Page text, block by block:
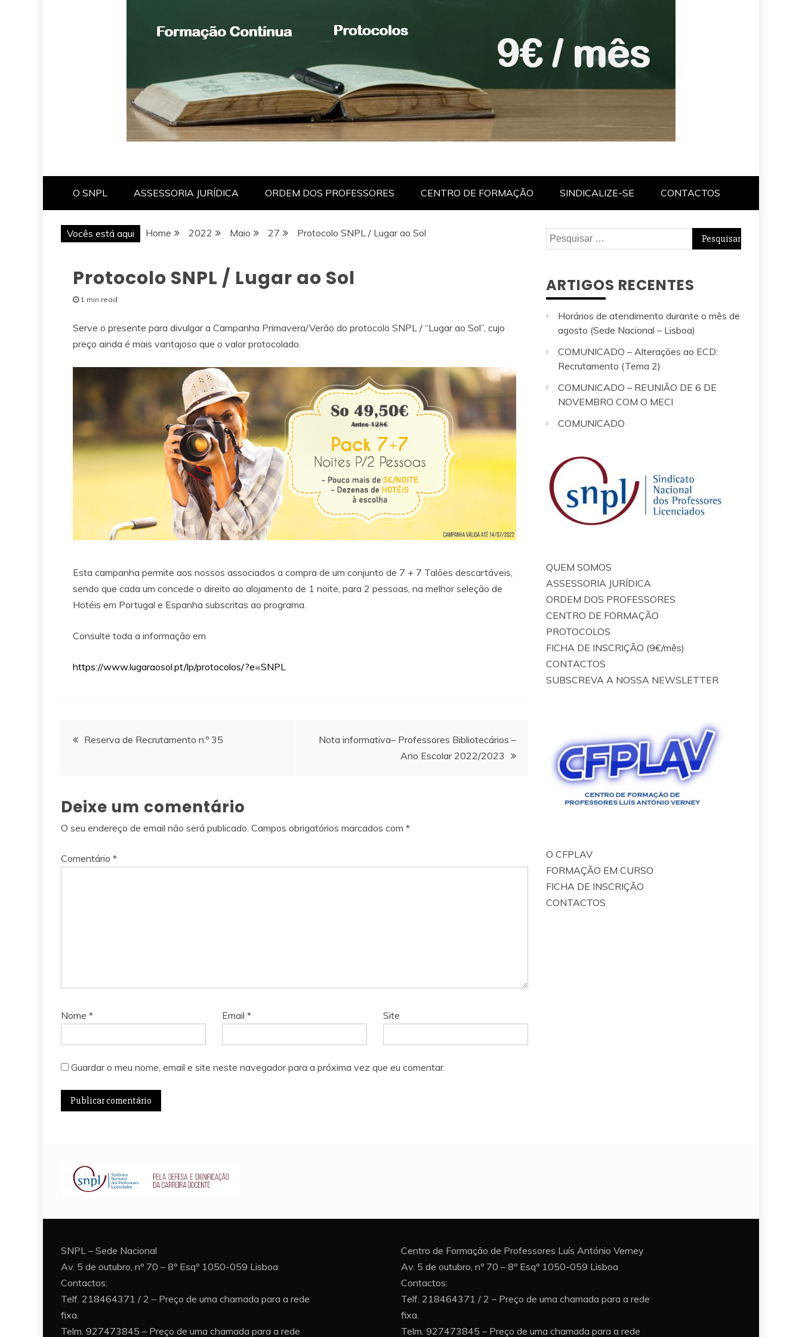
O SNPL ASSESSORIA JURÍDICA ORDEM DOS PROFESSORES CENTRO DE FORMAÇÃO SINDICALIZE-SE CONTACTOS
Vocês está aqui Home 2022 Maio 27 Protocolo SNPL / Lugar ao Sol
Protocolo SNPL / Lugar ao Sol
1 min read
Serve o presente para divulgar a Campanha Primavera/Verão do protocolo SNPL / “Lugar ao Sol”, cujo
preço ainda é mais vantajoso que o valor protocolado.
Esta campanha permite aos nossos associados a compra de um conjunto de 7 + 7 Talões descartáveis,
sendo que cada um concede o direito ao alojamento de 1 noite, para 2 pessoas, na melhor seleção de
Hotéis em Portugal e Espanha subscritas ao programa.
Consulte toda a informação em
https://www.lugaraosol.pt/lp/protocolos/?e=SNPL
Navegação
artigos
Reserva de Recrutamento n.º 35
Nota informativa– Professores Bibliotecários –
Ano Escolar 2022/2023
Deixe um comentário
O seu endereço de email não será publicado. Campos obrigatórios marcados com *
Comentário *
Nome * Email* Site
Guardar o meu nome, email e site neste navegador para a próxima vez que eu comentar.
Pesquisar
por:
ARTIGOS RECENTES
Horários de atendimento durante o mês de
agosto (Sede Nacional – Lisboa)
COMUNICADO – Alterações ao ECD:
Recrutamento (Tema 2)
COMUNICADO – REUNIÃO DE 6 DE
NOVEMBRO COM O MECI
COMUNICADO
QUEM SOMOS
ASSESSORIA JURÍDICA
ORDEM DOS PROFESSORES
CENTRO DE FORMAÇÃO
PROTOCOLOS
FICHA DE INSCRIÇÃO (9€/mês)
CONTACTOS
SUBSCREVA A NOSSA NEWSLETTER
O CFPLAV
FORMAÇÃO EM CURSO
FICHA DE INSCRIÇÃO
CONTACTOS
SNPL – Sede Nacional
Av. 5 de outubro, nº 70 – 8º Esqº 1050-059 Lisboa
Contactos:
Telf. 218464371 / 2 – Preço de uma chamada para a rede
fixa.
Telm. 927473845 – Preço de uma chamada para a rede
Centro de Formação de Professores Luís António Verney
Av. 5 de outubro, nº 70 – 8º Esqº 1050-059 Lisboa
Contactos:
Telf. 218464371 / 2 – Preço de uma chamada para a rede
fixa.
Telm. 927473845 – Preço de uma chamada para a rede